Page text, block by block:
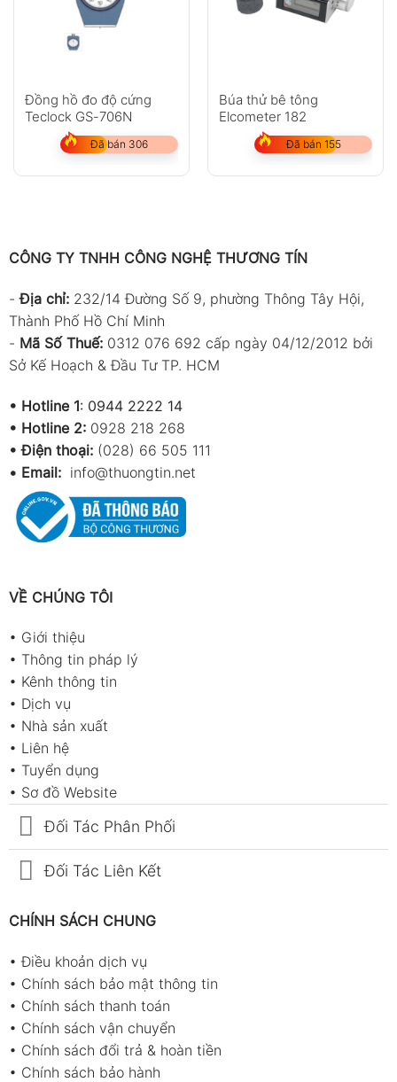
Đồng hồ đo độ cứng
Teclock GS-706N
Đã bán 306
Búa thử bê tông
Elcometer 182
Đã bán 155
CÔNG TY TNHH CÔNG NGHỆ THƯƠNG TÍN
-Địa chỉ: 232/14 Đường Số 9, phường Thông Tây Hội,
Thành Phố Hồ Chí Minh
- Mã Số Thuế: 0312 076 692 cấp ngày 04/12/2012 bởi
Sở Kế Hoạch & Đầu Tư TP. HCM
• Hotline 1: 0944 2222 14
• Hotline 2: 0928 218 268
• Điện thoại: (028) 66 505 111
• Email: info@thuongtin.net
VỀ CHÚNG TÔI
• Giới thiệu
• Thông tin pháp lý
• Kênh thông tin
• Dịch vụ
• Nhà sản xuất
• Liên hệ
• Tuyển dụng
• Sơ đồ Website
Đối Tác Phân Phối
Đối Tác Liên Kết
CHÍNH SÁCH CHUNG
•Điều khoản dịch vụ
• Chính sách bảo mật thông tin
• Chính sách thanh toán
• Chính sách vận chuyển
• Chính sách đổi trả & hoàn tiền
• Chính sách bảo hành